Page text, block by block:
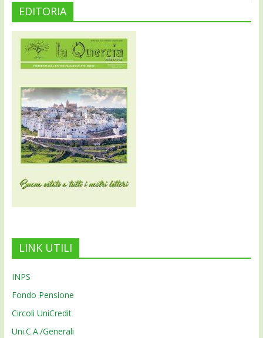
EDITORIA
LINK UTILI
INPS
Fondo Pensione
Circoli UniCredit
Uni.C.A./Generali